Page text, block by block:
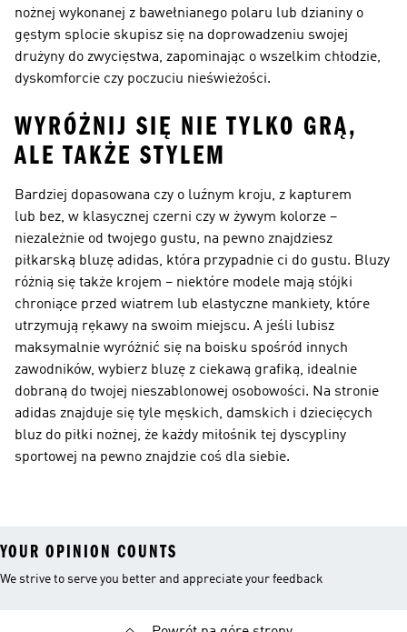
nożnej wykonanej z bawełnianego polaru lub dzianiny o
gęstym splocie skupisz się na doprowadzeniu swojej
drużyny do zwycięstwa, zapominając o wszelkim chłodzie,
dyskomforcie czy poczuciu nieświeżości.
WYRÓŻNIJ SIĘ NIE TYLKO GRĄ,
ALE TAKŻE STYLEM
Bardziej dopasowana czy o luźnym kroju, z kapturem
lub bez, w klasycznej czerni czy w żywym kolorze –
niezależnie od twojego gustu, na pewno znajdziesz
piłkarską bluzę adidas, która przypadnie ci do gustu. Bluzy
różnią się także krojem – niektóre modele mają stójki
chroniące przed wiatrem lub elastyczne mankiety, które
utrzymują rękawy na swoim miejscu. A jeśli lubisz
maksymalnie wyróżnić się na boisku spośród innych
zawodników, wybierz bluzę z ciekawą grafiką, idealnie
dobraną do twojej nieszablonowej osobowości. Na stronie
adidas znajduje się tyle męskich, damskich i dziecięcych
bluz do piłki nożnej, że każdy miłośnik tej dyscypliny
sportowej na pewno znajdzie coś dla siebie.
YOUR OPINION COUNTS
We strive to serve you better and appreciate your feedback